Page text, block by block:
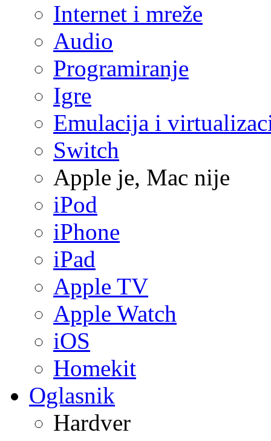
Internet i mreže
Audio
Programiranje
Igre
Emulacija i
Switch
Apple je, Mac nije
iPod
iPhone
iPad
Apple TV
Apple Watch
iOS
Homekit
Oglasnik
Hardver